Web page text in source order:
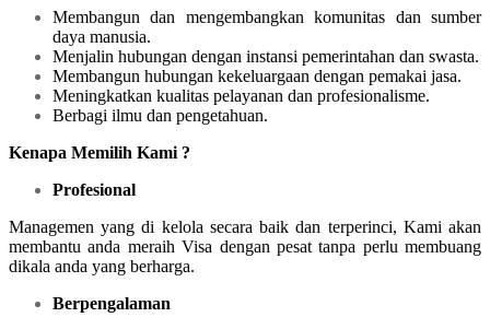
Membangun dan mengembangkan komunitas dan sumber
daya manusia.
Menjalin hubungan dengan instansi pemerintahan dan swasta.
Membangun hubungan kekeluargaan dengan pemakai jasa.
Meningkatkan kualitas pelayanan dan profesionalisme.
Berbagi ilmu dan pengetahuan.
Kenapa Memilih Kami ?
Profesional
Managemen yang di kelola secara baik dan terperinci, Kami akan
membantu anda meraih Visa dengan pesat tanpa perlu membuang
dikala anda yang berharga.
Berpengalaman